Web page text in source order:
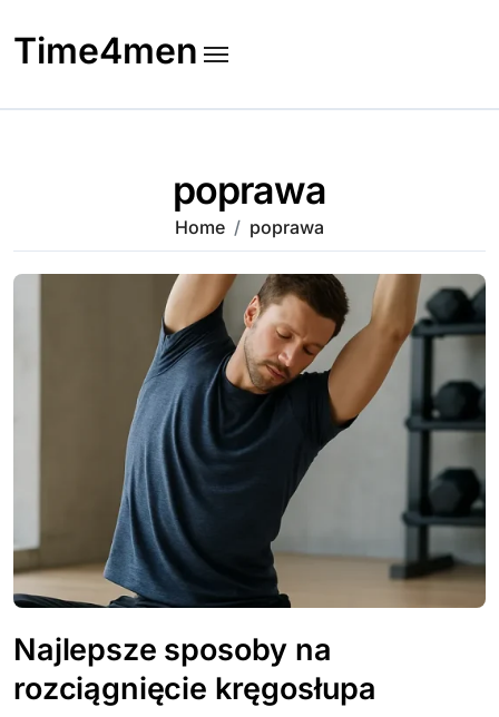
to
content
Time4men
poprawa
Home poprawa
Najlepsze sposoby na
rozciągnięcie kręgosłupa